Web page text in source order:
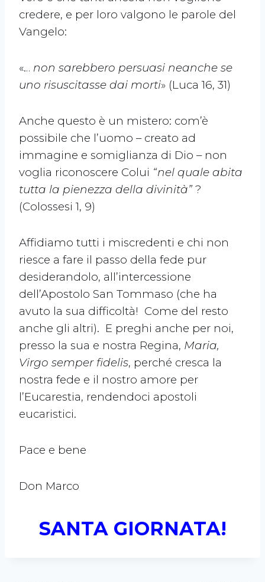
credere, e per loro valgono le parole del
Vangelo:
«… non sarebbero persuasi neanche se
uno risuscitasse dai morti» (Luca 16, 31)
Anche questo è un mistero: com’è
possibile che l’uomo – creato ad
immagine e somiglianza di Dio – non
voglia riconoscere Colui “nel quale abita
tutta la pienezza della divinità” ?
(Colossesi 1, 9)
Affidiamo tutti i miscredenti e chi non
riesce a fare il passo della fede pur
desiderandolo, all’intercessione
dell’Apostolo San Tommaso (che ha
avuto la sua difficoltà! Come del resto
anche gli altri). E preghi anche per noi,
presso la sua e nostra Regina, Maria,
Virgo semper fidelis, perché cresca la
nostra fede e il nostro amore per
l’Eucarestia, rendendoci apostoli
eucaristici.
Pace e bene
Don Marco
SANTA GIORNATA!